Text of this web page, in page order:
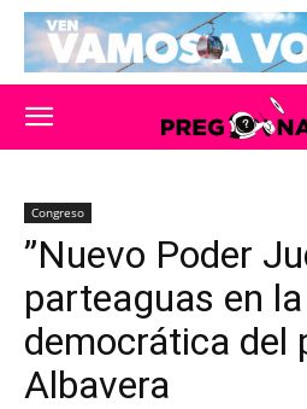
Congreso
”Nuevo Poder
parteaguas en
democrática del
Albavera